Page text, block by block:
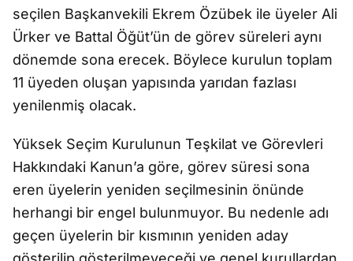
seçilen Başkanvekili Ekrem Özübek ile üyeler Ali
Ürker ve Battal Öğüt’ün de görev süreleri aynı
dönemde sona erecek. Böylece kurulun toplam
11 üyeden oluşan yapısında yarıdan fazlası
yenilenmiş olacak.
Yüksek Seçim Kurulunun Teşkilat ve Görevleri
Hakkındaki Kanun’a göre, görev süresi sona
eren üyelerin yeniden seçilmesinin önünde
herhangi bir engel bulunmuyor. Bu nedenle adı
geçen üyelerin bir kısmının yeniden aday